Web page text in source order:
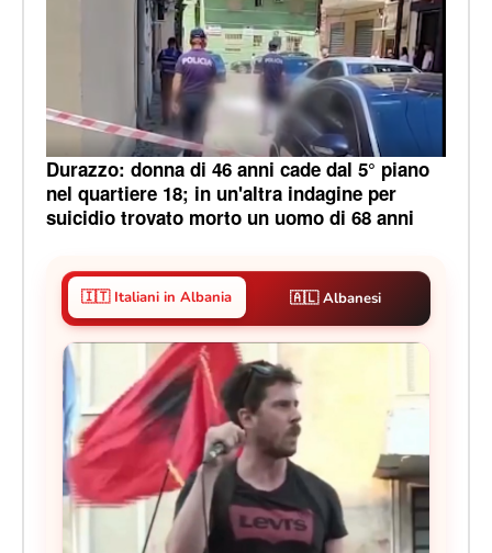
Durazzo: donna di 46 anni cade dal 5° piano
nel quartiere 18; in un'altra indagine per
suicidio trovato morto un uomo di 68 anni
🇮🇹 Italiani in Albania 🇦🇱 Albanesi